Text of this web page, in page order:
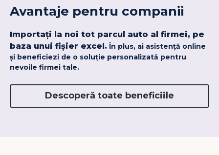
Avantaje pentru companii
Importați la noi tot parcul auto al firmei, pe
baza unui fișier excel. În plus, ai asistență online
și beneficiezi de o soluție personalizată pentru
nevoile firmei tale.
Descoperă toate beneficiile